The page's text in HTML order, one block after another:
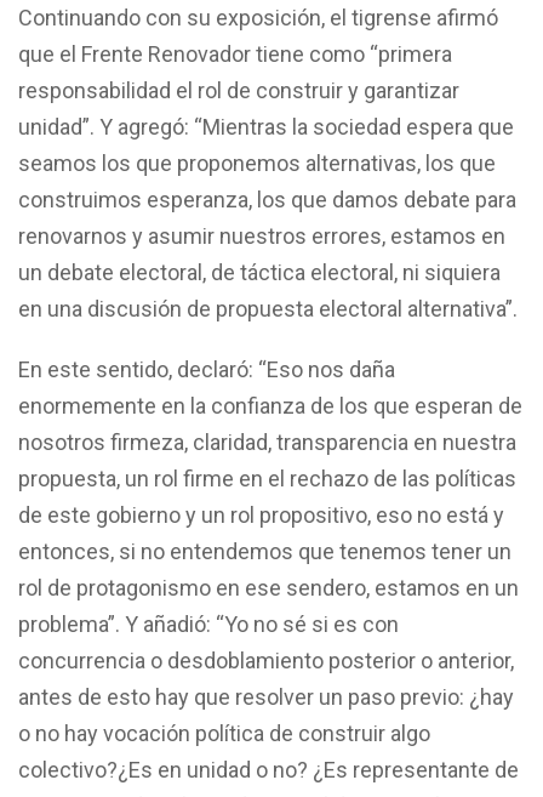
Continuando con su exposición, el tigrense afirmó
que el Frente Renovador tiene como “primera
responsabilidad el rol de construir y garantizar
unidad”. Y agregó: “Mientras la sociedad espera que
seamos los que proponemos alternativas, los que
construimos esperanza, los que damos debate para
renovarnos y asumir nuestros errores, estamos en
un debate electoral, de táctica electoral, ni siquiera
en una discusión de propuesta electoral alternativa”.
En este sentido, declaró: “Eso nos daña
enormemente en la confianza de los que esperan de
nosotros firmeza, claridad, transparencia en nuestra
propuesta, un rol firme en el rechazo de las políticas
de este gobierno y un rol propositivo, eso no está y
entonces, si no entendemos que tenemos tener un
rol de protagonismo en ese sendero, estamos en un
problema”. Y añadió: “Yo no sé si es con
concurrencia o desdoblamiento posterior o anterior,
antes de esto hay que resolver un paso previo: ¿hay
o no hay vocación política de construir algo
colectivo?¿Es en unidad o no? ¿Es representante de